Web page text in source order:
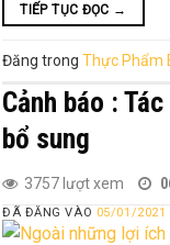
TIẾP TỤC ĐỌC →
Đăng trong Thực Phẩm
Cảnh báo :
bổ sung
3757 lượt xem
ĐÃ ĐĂNG VÀO 05/01/2021